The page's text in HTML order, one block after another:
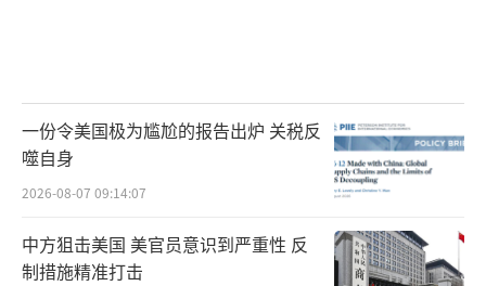
一份令美国极为尴尬的报告出炉 关税反
噬自身
2026-08-07 09:14:07
中方狙击美国 美官员意识到严重性 反
制措施精准打击